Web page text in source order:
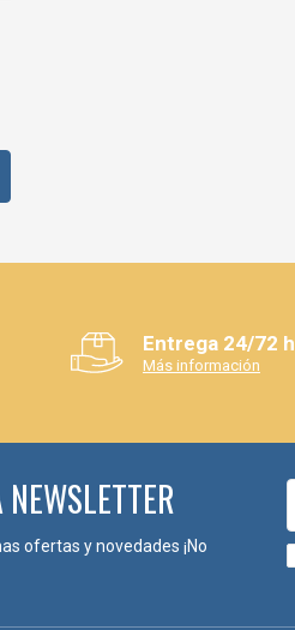
Entrega 24/72 h
Más información
ofertas y novedades ¡No